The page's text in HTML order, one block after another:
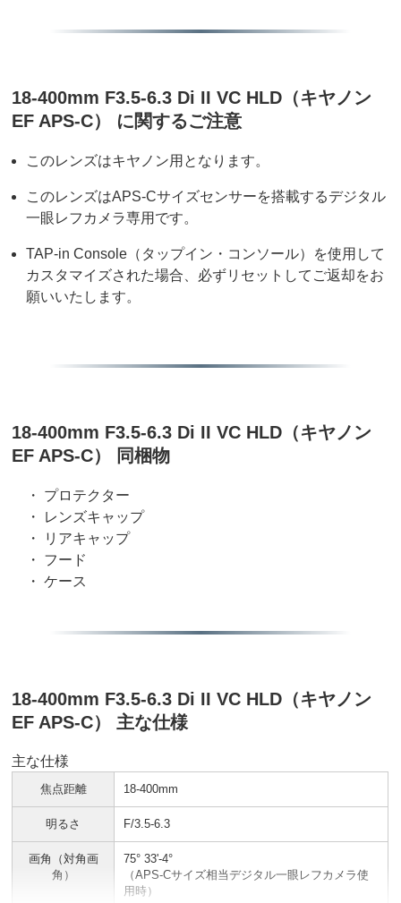
18-400mm F3.5-6.3 Di II VC HLD（キヤノン
EF APS-C） に関するご注意
このレンズはキヤノン用となります。
このレンズはAPS-Cサイズセンサーを搭載するデジタル
一眼レフカメラ専用です。
TAP-in Console（タップイン・コンソール）を使用して
カスタマイズされた場合、必ずリセットしてご返却をお
願いいたします。
18-400mm F3.5-6.3 Di II VC HLD（キヤノン
EF APS-C） 同梱物
・ プロテクター
・ レンズキャップ
・ リアキャップ
・ フード
・ ケース
18-400mm F3.5-6.3 Di II VC HLD（キヤノン
EF APS-C） 主な仕様
主な仕様
焦点距離 18-400mm
明るさ F/3.5-6.3
画角（対角画
角）
75° 33'-4°
（APS-Cサイズ相当デジタル一眼レフカメラ使
用時）